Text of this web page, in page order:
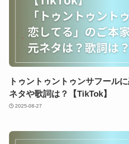
トゥントゥントゥンサフール
ネタや歌詞は？【TikTok】
2025-08-27